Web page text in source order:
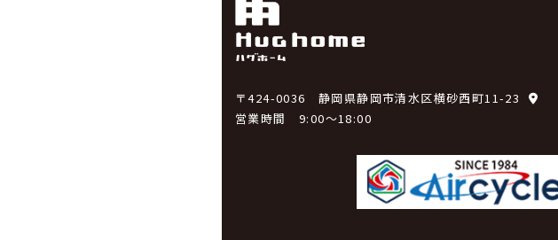
〒424-0036 静岡県静岡市清水区横砂西町11-23
営業時間 9:00～18:00